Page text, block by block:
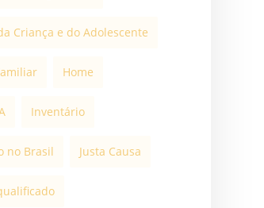
Criança e do Adolescente
Home
Inventário
no Brasil Justa Causa